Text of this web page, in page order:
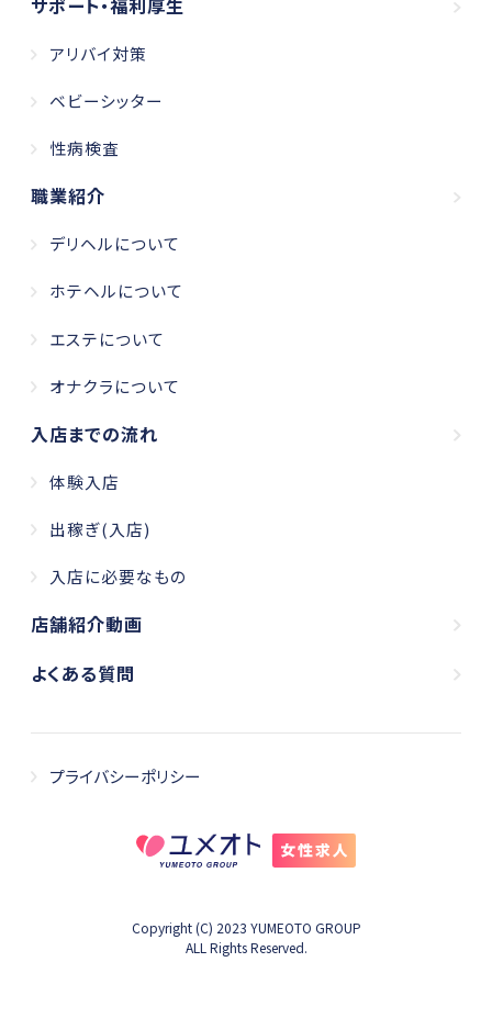
サポート・福利厚生
アリバイ対策
ベビーシッター
性病検査
職業紹介
デリヘルについて
ホテヘルについて
エステについて
オナクラについて
入店までの流れ
体験入店
出稼ぎ(入店)
入店に必要なもの
店舗紹介動画
よくある質問
プライバシーポリシー
Copyright (C) 2023 YUMEOTO GROUP
ALL Rights Reserved.